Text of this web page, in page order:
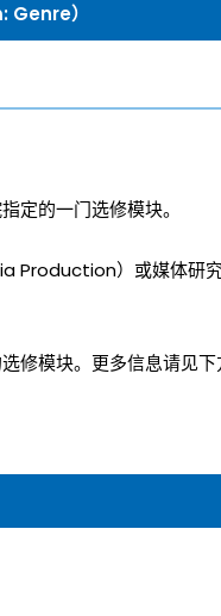
Genre）
定的一门选修模块。
Production）或媒体研
修模块。更多信息请见下